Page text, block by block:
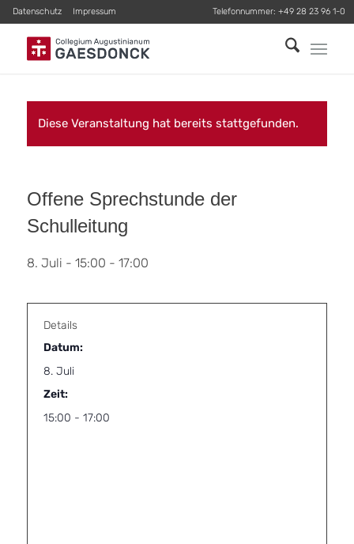
Datenschutz Impressum Telefonnummer: +49 28 23 96 1-0
Diese Veranstaltung hat bereits stattgefunden.
Offene Sprechstunde der
Schulleitung
8. Juli - 15:00 - 17:00
Details
Datum:
8. Juli
Zeit:
15:00 - 17:00